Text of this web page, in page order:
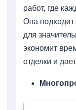
работ, где
Она подходит
для
экономит
отделки и